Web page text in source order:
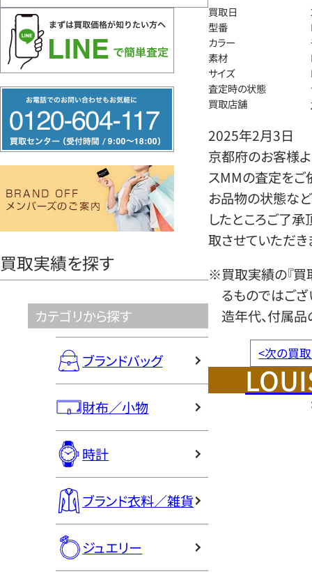
リ
ー
ヤ
買取実績を探す
カテゴリから探す
ブランドバッグ
財布／小物
時計
ブランド衣料／雑貨
ジュエリー
買取日
型番
カラー
素材
サイズ
査定時の状態
買取店舗
2025年2月3日
京都府のお客様よ
スMMの査定をご
お品物の状態など
したところご了
取させていただき
※買取実績の『買
るものではござ
造年代、付属品
<次の買